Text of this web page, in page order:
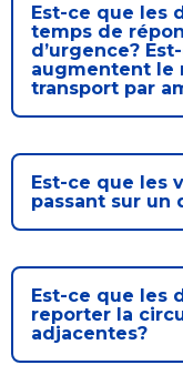
Est-ce que les
temps de
d’urgence?
augmentent le
transport par
Est-ce que les
passant sur un
Est-ce que les
reporter la
adjacentes?